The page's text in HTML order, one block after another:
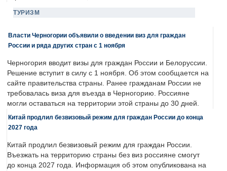
ТУРИЗМ
Власти Черногории объявили о введении виз для граждан
России и ряда других стран с 1 ноября
Черногория вводит визы для граждан России и Белоруссии.
Решение вступит в силу с 1 ноября. Об этом сообщается на
сайте правительства страны. Ранее гражданам России не
требовалась виза для въезда в Черногорию. Россияне
могли оставаться на территории этой страны до 30 дней.
Китай продлил безвизовый режим для граждан России до конца
2027 года
Китай продлил безвизовый режим для граждан России.
Въезжать на территорию страны без виз россияне смогут
до конца 2027 года. Информация об этом опубликована на